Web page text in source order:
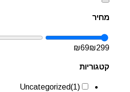
מחיר
₪69₪299
קטגוריות
Uncategorized(1)